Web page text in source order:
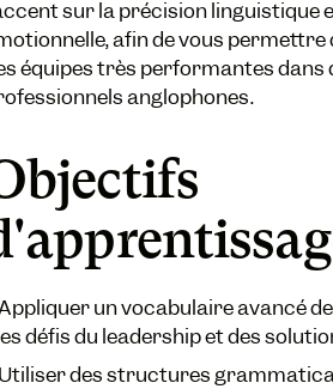
sur la précision linguistique
afin de vous permettre
équipes très performantes dans
anglophones.
un vocabulaire avancé
défis du leadership et des
Utiliser des structures